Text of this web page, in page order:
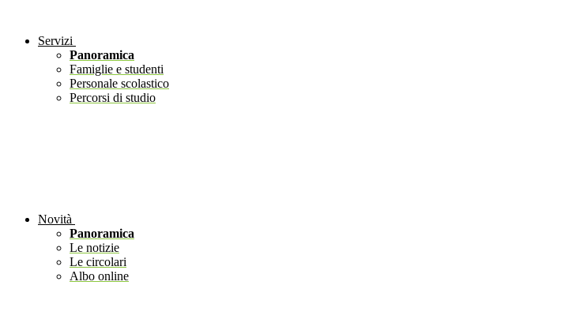
Servizi
Panoramica
Famiglie e studenti
Personale scolastico
Percorsi di studio
Novità
Panoramica
Le notizie
Le circolari
Albo online